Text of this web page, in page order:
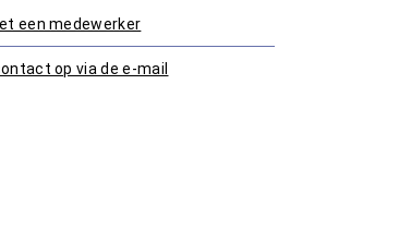
een medewerker
op via de e-mail